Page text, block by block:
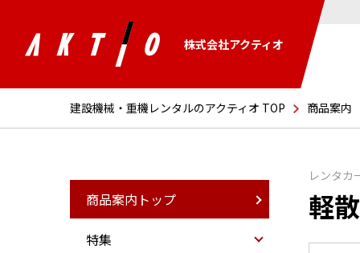
株式会社アクティオ
建設機械・重機レンタルのアクティオ TOP 商品案内
レンタカ
軽
商品案内トップ
特集